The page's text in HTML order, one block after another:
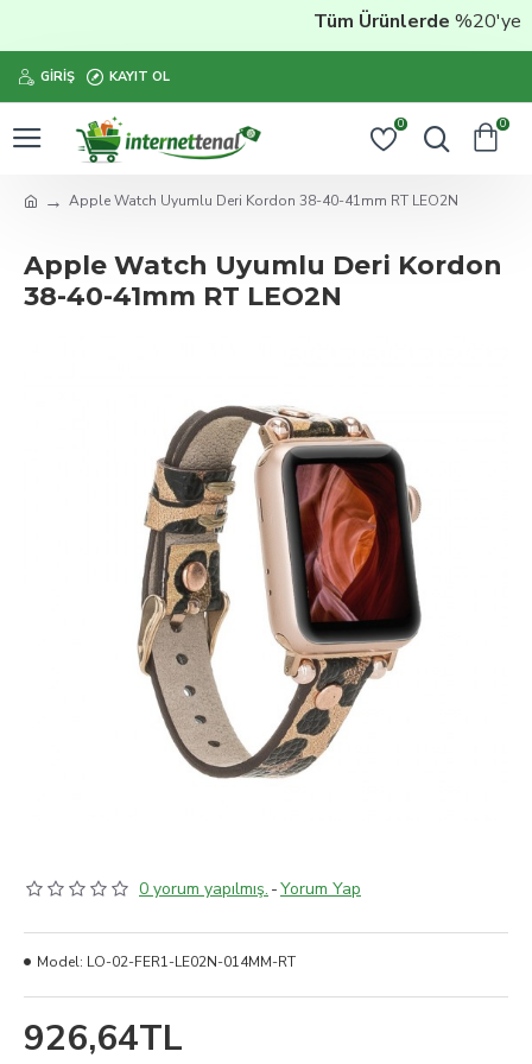
Tüm Ürünlerde%20'ye
GIRIŞ KAYIT OL
0 0
Apple Watch Uyumlu Deri Kordon 38-40-41mm RT LEO2N
Apple Watch Uyumlu Deri Kordon
38-40-41mm RT LEO2N
0 yorum yapılmış. -Yorum Yap
926,64TL
Model: LO-02-FER1-LE02N-014MM-RT